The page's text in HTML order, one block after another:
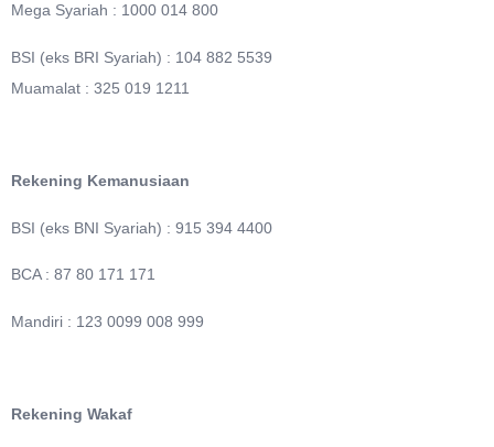
Mega Syariah : 1000 014 800
BSI (eks BRI Syariah) : 104 882 5539
Muamalat : 325 019 1211
Rekening Kemanusiaan
BSI (eks BNI Syariah) : 915 394 4400
BCA : 87 80 171 171
Mandiri : 123 0099 008 999
Rekening Wakaf